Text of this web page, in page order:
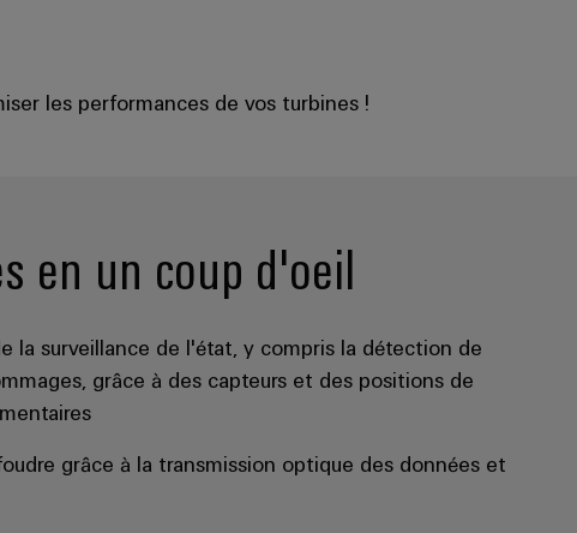
les performances de vos turbines !
en un coup d'oeil
la surveillance de l'état, y compris la détection de
grâce à des capteurs et des positions de
grâce à la transmission optique des données et